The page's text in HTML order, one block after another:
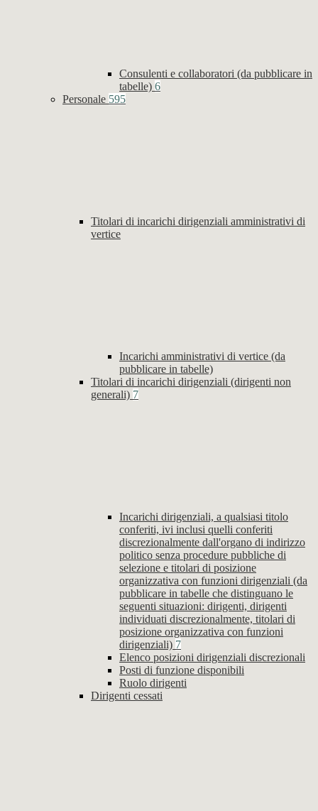
Consulenti e collaboratori (da pubblicare in
tabelle) 6
Personale 595
Titolari di incarichi dirigenziali amministrativi di
vertice
Incarichi amministrativi di vertice (da
pubblicare in tabelle)
Titolari di incarichi dirigenziali (dirigenti non
generali) 7
Incarichi dirigenziali, a qualsiasi titolo
conferiti, ivi inclusi quelli conferiti
discrezionalmente dall'organo di indirizzo
politico senza procedure pubbliche di
selezione e titolari di posizione
organizzativa con funzioni dirigenziali (da
pubblicare in tabelle che distinguano le
seguenti situazioni: dirigenti, dirigenti
individuati discrezionalmente, titolari di
posizione organizzativa con funzioni
dirigenziali) 7
Elenco posizioni dirigenziali discrezionali
Posti di funzione disponibili
Ruolo dirigenti
Dirigenti cessati